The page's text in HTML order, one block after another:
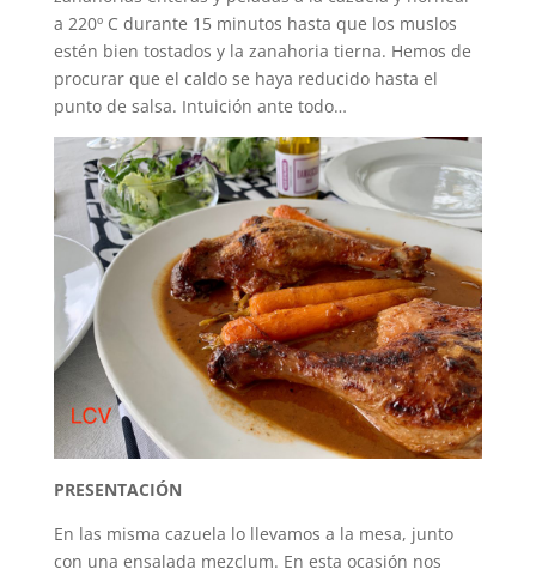
a 220º C durante 15 minutos hasta que los muslos
estén bien tostados y la zanahoria tierna. Hemos de
procurar que el caldo se haya reducido hasta el
punto de salsa. Intuición ante todo…
PRESENTACIÓN
En las misma cazuela lo llevamos a la mesa, junto
con una ensalada mezclum. En esta ocasión nos